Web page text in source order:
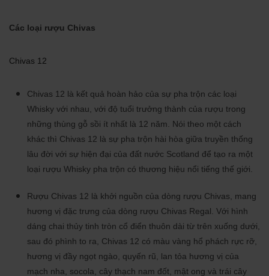
Các loại rượu Chivas
Chivas 12
Chivas 12 là kết quả hoàn hảo của sự pha trộn các loại
Whisky với nhau, với độ tuổi trưởng thành của rượu trong
những thùng gỗ sồi ít nhất là 12 năm. Nói theo một cách
khác thì Chivas 12 là sự pha trộn hài hòa giữa truyền thống
lâu đời với sự hiện đại của đất nước Scotland để tạo ra một
loại rượu Whisky pha trộn có thương hiệu nổi tiếng thế giới.
Rượu Chivas 12 là khởi nguồn của dòng rượu Chivas, mang
hương vị đặc trưng của dòng rượu Chivas Regal. Với hình
dáng chai thủy tinh tròn cổ điển thuôn dài từ trên xuống dưới,
sau đó phình to ra, Chivas 12 có màu vàng hổ phách rực rỡ,
hương vị đầy ngọt ngào, quyến rũ, lan tỏa hương vị của
mạch nha, socola, cây thạch nam đốt, mật ong và trái cây